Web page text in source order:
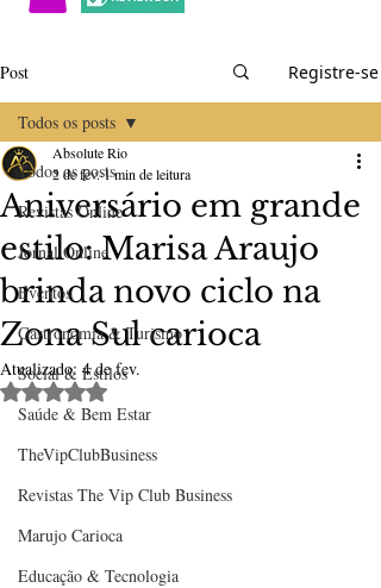
Post Registre-se
Todos os posts
Revistas Online
Jornal Online
Eventos
Gastronomia & Turismo
Social & Estilos
Saúde & Bem Estar
TheVipClubBusiness
Revistas The Vip Club Business
Marujo Carioca
Educação & Tecnologia
Todos os posts
Aniversário em grande
estilo: Marisa Araujo
brinda novo ciclo na
Zona Sul carioca
Absolute Rio
2 de fev.1 min de leitura
Atualizado: 4 de fev.
Avaliado com NaN de 5 estrelas.